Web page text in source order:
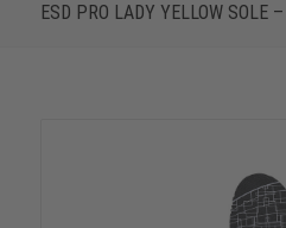
ESD PRO LADY YELLOW SOLE